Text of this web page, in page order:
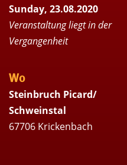
Sunday, 23.08.2020
Veranstaltung liegt in der
Vergangenheit
Wo
Steinbruch Picard/
Schweinstal
67706 Krickenbach